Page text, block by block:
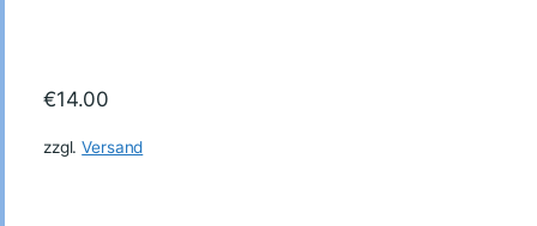
€14.00
zzgl.Versand